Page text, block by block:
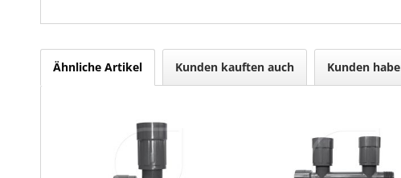
Ähnliche Artikel Kunden kauften auch Kunden